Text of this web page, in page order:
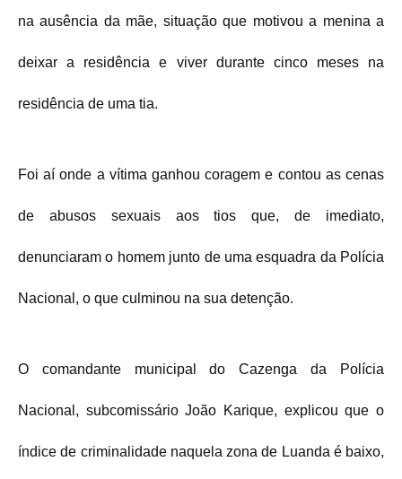
na ausência da mãe, situação que motivou a menina a
deixar a residência e viver durante cinco meses na
residência de uma tia.
Foi aí onde a vítima ganhou coragem e contou as cenas
de abusos sexuais aos tios que, de imediato,
denunciaram o homem junto de uma esquadra da Polícia
Nacional, o que culminou na sua detenção.
O comandante municipal do Cazenga da Polícia
Nacional, subcomissário João Karique, explicou que o
índice de criminalidade naquela zona de Luanda é baixo,